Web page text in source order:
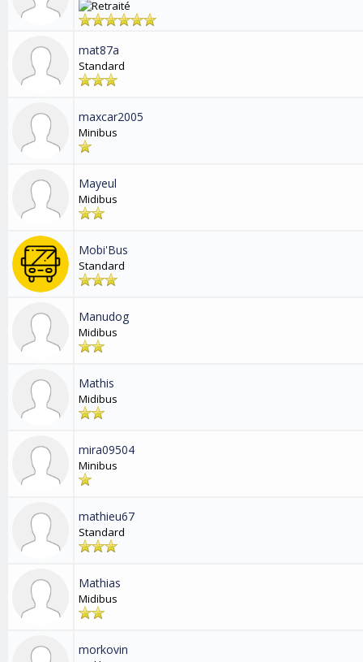
mat87a
Standard
maxcar2005
Minibus
Mayeul
Midibus
Mobi'Bus
Standard
Manudog
Midibus
Mathis
Midibus
mira09504
Minibus
mathieu67
Standard
Mathias
Midibus
morkovin